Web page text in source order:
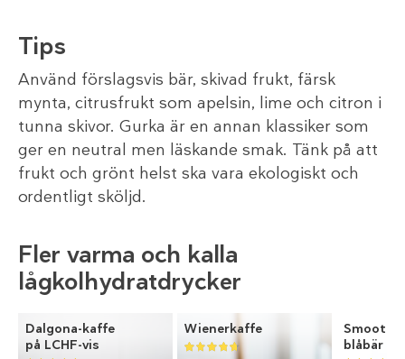
Tips
Använd förslagsvis bär, skivad frukt, färsk
mynta, citrusfrukt som apelsin, lime och citron i
tunna skivor. Gurka är en annan klassiker som
ger en neutral men läskande smak. Tänk på att
frukt och grönt helst ska vara ekologiskt och
ordentligt sköljd.
Fler varma och kalla
lågkolhydratdrycker
Dalgona-kaffe
på LCHF-vis
Wienerkaffe
blåbär